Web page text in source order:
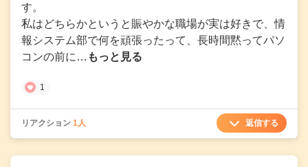
す。
私はどちらかというと賑やかな職場が実は好きで、情
報システム部で何を頑張ったって、長時間黙ってパソ
コンの前に… もっと見る
1
リアクション 1人 返信する